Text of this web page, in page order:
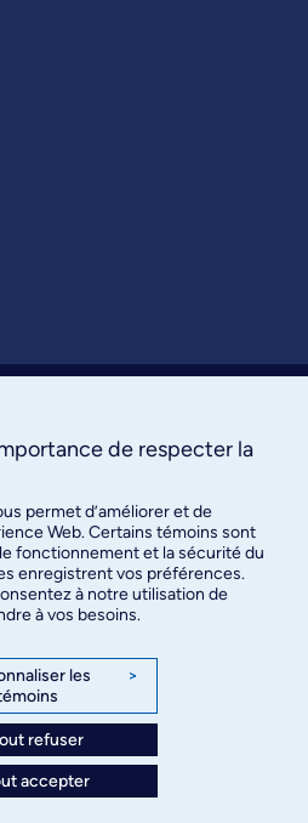
490
de respecter la
permet d’améliorer et de
Web. Certains témoins sont
fonctionnement et la sécurité du
enregistrent vos préférences.
à notre utilisation de
à vos besoins.
les
>
refuser
accepter